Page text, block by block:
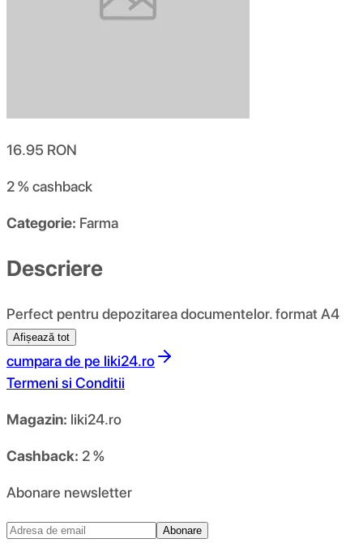
16.95 RON
2 %cashback
Categorie: Farma
Descriere
Perfect pentru depozitarea documentelor. format A4
Afișează tot
cumpara de pe liki24.ro
Termeni si Conditii
Magazin: liki24.ro
Cashback: 2 %
Abonare newsletter
Abonare